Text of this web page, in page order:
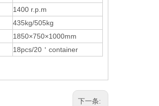
1400 r.p.m
435kg/505kg
1850×750×1000mm
18pcs/20 ＇ container
下一条: